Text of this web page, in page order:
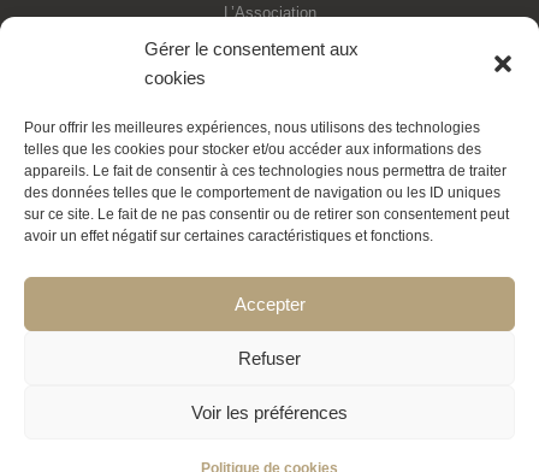
Gérer le consentement aux
cookies
Pour offrir les meilleures expériences, nous utilisons des technologies
telles que les cookies pour stocker et/ou accéder aux informations des
appareils. Le fait de consentir à ces technologies nous permettra de traiter
des données telles que le comportement de navigation ou les ID uniques
sur ce site. Le fait de ne pas consentir ou de retirer son consentement peut
avoir un effet négatif sur certaines caractéristiques et fonctions.
Accepter
Refuser
Voir les préférences
Politique de cookies
L’Association
Financements
Adhésion en ligne
Faire un don déductible
Contactez-nous
Politique de cookies